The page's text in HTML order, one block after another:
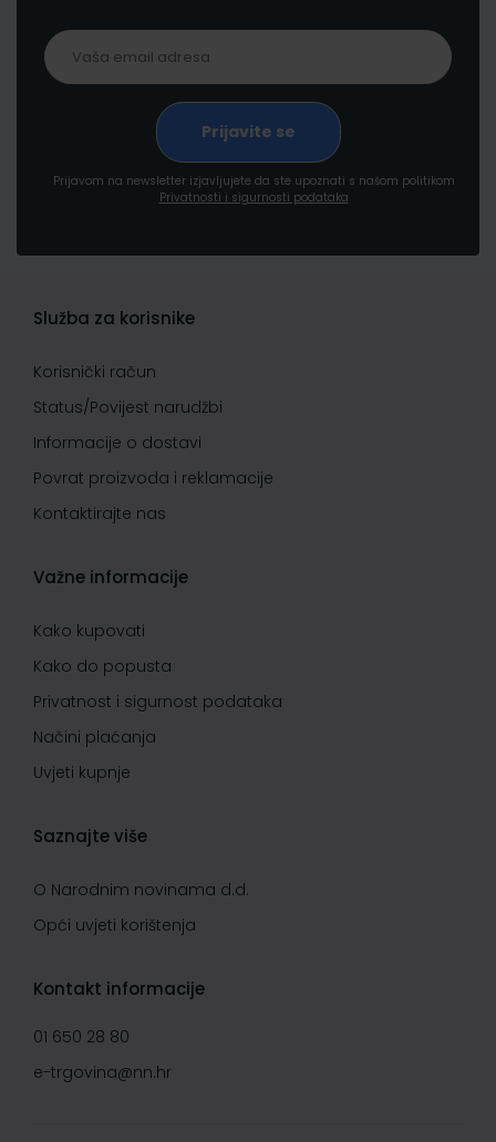
Prijavom na newsletter izjavljujete da ste upoznati s našom politikom
Privatnosti i sigurnosti podataka
Služba za korisnike
Korisnički račun
Status/Povijest narudžbi
Informacije o dostavi
Povrat proizvoda i reklamacije
Kontaktirajte nas
Važne informacije
Kako kupovati
Kako do popusta
Privatnost i sigurnost podataka
Načini plaćanja
Uvjeti kupnje
Saznajte više
O Narodnim novinama d.d.
Opći uvjeti korištenja
Kontakt informacije
01 650 28 80
e-trgovina@nn.hr